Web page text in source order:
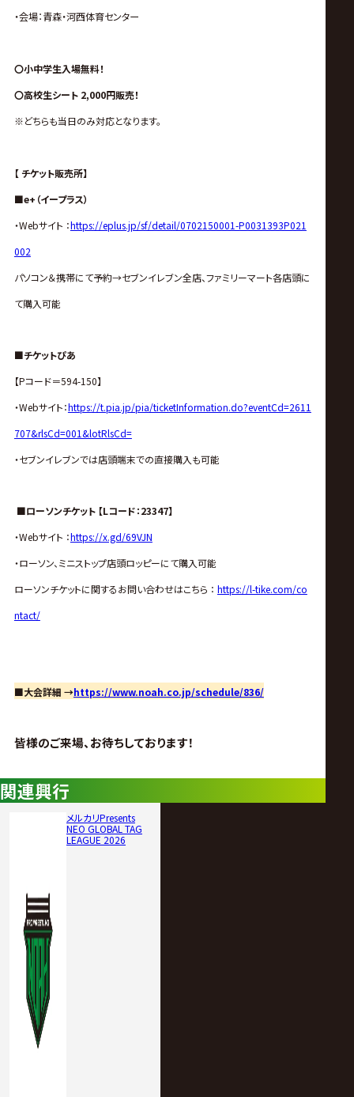
・会場：青森・河西体育センター
〇小中学生入場無料！
〇高校生シート 2,000円販売！
※どちらも当日のみ対応となります。
【 チケット販売所】
■e+（イープラス）
・Webサイト ：https://eplus.jp/sf/detail/0702150001-P0031393P021
002
パソコン＆携帯にて予約→セブンイレブン全店、ファミリーマート各店頭に
て購入可能
■チケットぴあ
【Pコード＝594-150】
・Webサイト：https://t.pia.jp/pia/ticketInformation.do?eventCd=2611
707&rlsCd=001&lotRlsCd=
・セブンイレブンでは店頭端末での直接購入も可能
■ローソンチケット 【Lコード：23347】
・Webサイト ：https://x.gd/69VJN
・ローソン、ミニストップ店頭ロッピーにて購入可能
ローソンチケットに関するお問い合わせはこちら ： https://l-tike.com/co
ntact/
■大会詳細 →https://www.noah.co.jp/schedule/836/
皆様のご来場、お待ちしております！
関連興行
メルカリPresents
NEO GLOBAL TAG
LEAGUE 2026